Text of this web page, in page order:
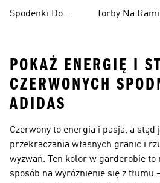
Spodenki Do
Torby Na
POKAŻ ENERGIĘ I
CZERWONYCH
ADIDAS
Czerwony to energia i pasja, a
przekraczania własnych granic i
wyzwań. Ten kolor w garderobie to
sposób na wyróżnienie się z tłumu